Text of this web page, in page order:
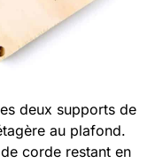
deux supports de
au plafond.
corde restant en